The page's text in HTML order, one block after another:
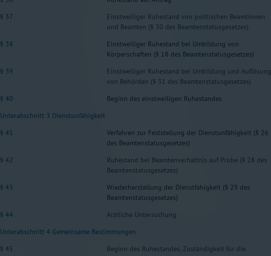
§ 37
Einstweiliger Ruhestand von politischen Beamtinnen
und Beamten (§ 30 des Beamtenstatusgesetzes)
§ 38
Einstweiliger Ruhestand bei Umbildung von
Körperschaften (§ 18 des Beamtenstatusgesetzes)
§ 39
Einstweiliger Ruhestand bei Umbildung und Auflösung
von Behörden (§ 31 des Beamtenstatusgesetzes)
§ 40
Beginn des einstweiligen Ruhestandes
Unterabschnitt 3 Dienstunfähigkeit
§ 41
Verfahren zur Feststellung der Dienstunfähigkeit (§ 26
des Beamtenstatusgesetzes)
§ 42
Ruhestand bei Beamtenverhältnis auf Probe (§ 28 des
Beamtenstatusgesetzes)
§ 43
Wiederherstellung der Dienstfähigkeit (§ 29 des
Beamtenstatusgesetzes)
§ 44
Ärztliche Untersuchung
Unterabschnitt 4 Gemeinsame Bestimmungen
§ 45
Beginn des Ruhestandes, Zuständigkeit für die